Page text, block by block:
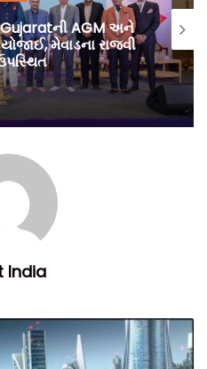
સ્ટેટસ હેઠળ MFLને વિશેષરૂપે
AGM અને
મેવાડના રાજવી
India